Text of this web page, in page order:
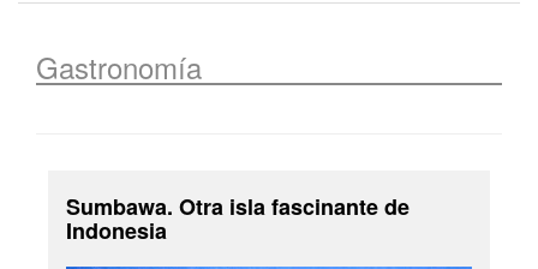
Gastronomía
Sumbawa. Otra isla fascinante de
Indonesia